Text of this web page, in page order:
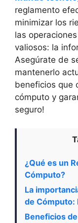
reglamento
minimizar los
las
valiosos: la
Asegúrate de
mantenerlo
beneficios que
cómputo y
seguro!
¿Qué es un
Cómputo?
La
de Cómputo:
Beneficios